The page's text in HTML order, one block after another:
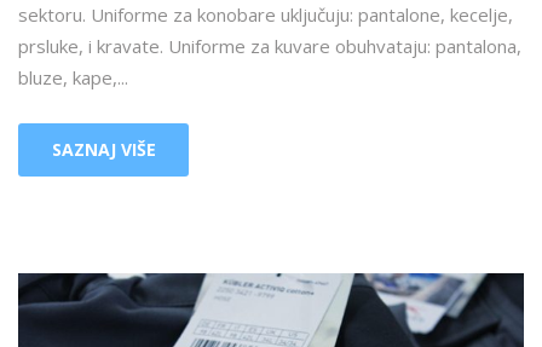
sektoru. Uniforme za konobare uključuju: pantalone, kecelje,
prsluke, i kravate. Uniforme za kuvare obuhvataju: pantalona,
bluze, kape,...
SAZNAJ VIŠE